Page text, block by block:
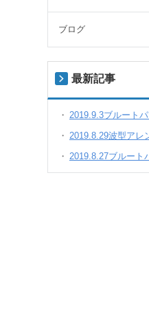
ブログ
最新記事
2019.9.3ブルート
2019.8.29波型アレ
2019.8.27ブルート